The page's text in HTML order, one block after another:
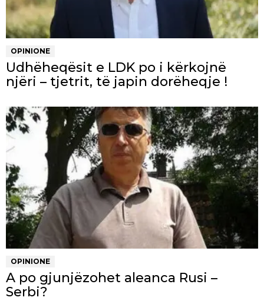
OPINIONE
Udhëheqësit e LDK po i kërkojnë
njëri – tjetrit, të japin dorëheqje !
OPINIONE
A po gjunjëzohet aleanca Rusi –
Serbi?